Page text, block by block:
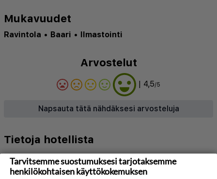
Mukavuudet
Ravintola • Baari • Ilmastointi
Arvostelut
| 4,5/5
Napsauta tätä nähdäksesi arvosteluja
Tietoja hotellista
N/A
Tarvitsemme suostumuksesi tarjotaksemme
henkilökohtaisen käyttökokemuksen